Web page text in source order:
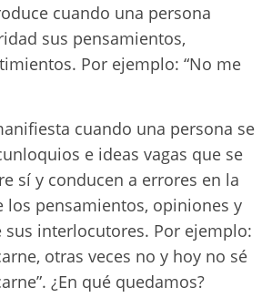
cuando una persona
sus pensamientos,
Por ejemplo: “No me
cuando una persona se
e ideas vagas que se
sí y conducen a errores en la
los pensamientos, opiniones y
interlocutores. Por ejemplo:
otras veces no y hoy no sé
¿En qué quedamos?